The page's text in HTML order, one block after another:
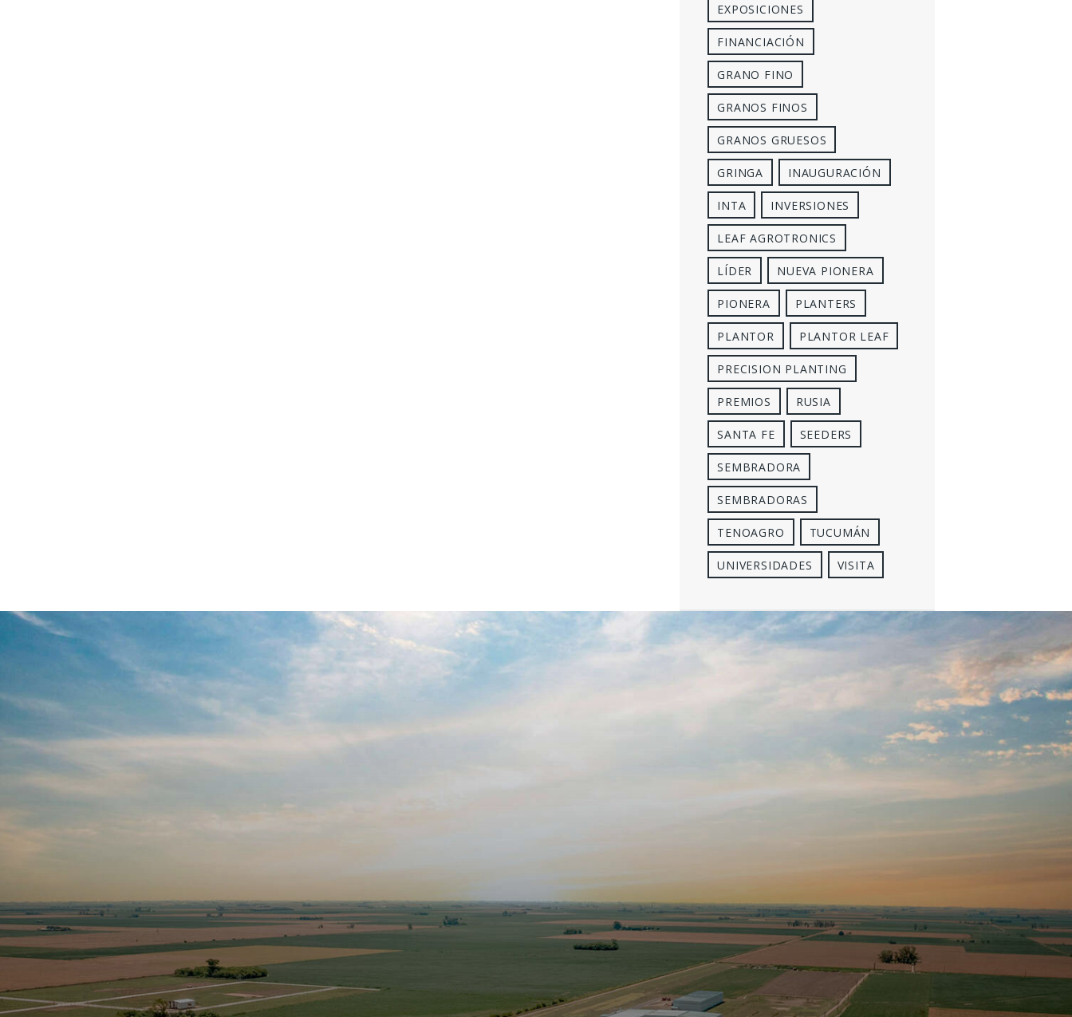
EXPOSICIONES
FINANCIACIÓN
GRANO FINO
GRANOS FINOS
GRANOS GRUESOS
GRINGA INAUGURACIÓN
INTA INVERSIONES
LEAF AGROTRONICS
LÍDER NUEVA PIONERA
PIONERA PLANTERS
PLANTOR PLANTOR LEAF
PRECISION PLANTING
PREMIOS RUSIA
SANTA FE SEEDERS
SEMBRADORA
SEMBRADORAS
TENOAGRO TUCUMÁN
UNIVERSIDADES VISITA